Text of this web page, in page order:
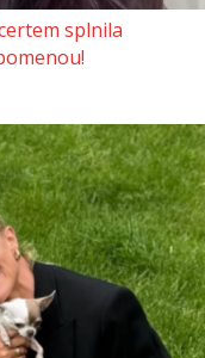
splnila